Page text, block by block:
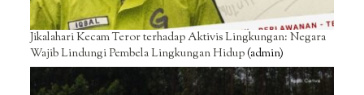
Jikalahari Kecam Teror terhadap Aktivis Lingkungan: Negara
Wajib Lindungi Pembela Lingkungan Hidup(admin)